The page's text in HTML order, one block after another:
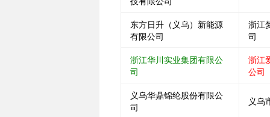
东方日升（义乌）新能源
有限公司
浙江
司
浙江华川实业集团有限公
司
浙江
公司
义乌华鼎锦纶股份有限公
司
义乌